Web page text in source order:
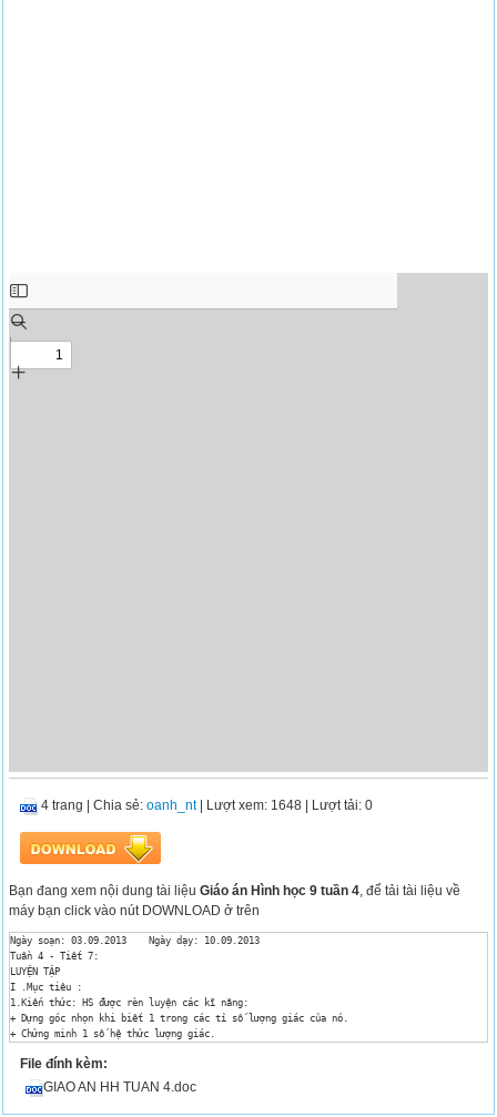
4 trang |Chia sẻ:oanh_nt| Lượt xem: 1648 | Lượt tải: 0
Bạn đang xem nội dung tài liệuGiáo án Hình học 9 tuần 4, để tải tài liệu về
máy bạn click vào nút DOWNLOAD ở trên
Ngày soạn: 03.09.2013	 Ngày dạy: 10.09.2013
Tuần 4 - Tiết 7:
LUYỆN TẬP
I .Mục tiêu :
1.Kiến thức: HS được rèn luyện các kĩ năng:
+ Dựng góc nhọn khi biết 1 trong các tỉ số lượng giác của nó.
+ Chứng minh 1 số hệ thức lượng giác.
3.Thái độ: HS tự giác tích cực chủ động trong học tập.
II . Chuẩn bị :
- Gv : phiếu học tập, thước kẻ.
File đính kèm:
GIAO AN HH TUAN 4.doc